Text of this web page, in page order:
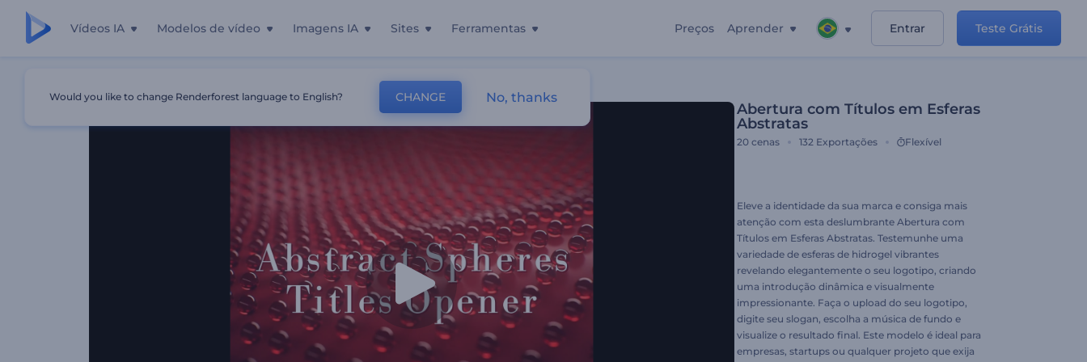
Vídeos IA Modelos de vídeo Imagens IA Sites Ferramentas Preços Aprender Entrar Teste Grátis
Abertura Com Títulos Em Esferas Abstratas
Abertura com Títulos em Esferas
Abstratas
20 cenas 132 Exportações Flexível
Eleve a identidade da sua marca e consiga mais
atenção com esta deslumbrante Abertura com
Títulos em Esferas Abstratas. Testemunhe uma
variedade de esferas de hidrogel vibrantes
revelando elegantemente o seu logotipo, criando
uma introdução dinâmica e visualmente
impressionante. Faça o upload do seu logotipo,
digite seu slogan, escolha a música de fundo e
visualize o resultado final. Este modelo é ideal para
empresas, startups ou qualquer projeto que exija
Would you like to change Renderforest language to English? CHANGE No, thanks